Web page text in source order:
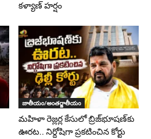
కళ్యాణ్ హర్షం
జాతీయం/అంతర్జాతీయం
మహిళా రెజ్లర్ల కేసులో బ్రిజ్‌భూషణ్‌కు
ఊరట.. నిర్దోషిగా ప్రకటించిన కోర్టు